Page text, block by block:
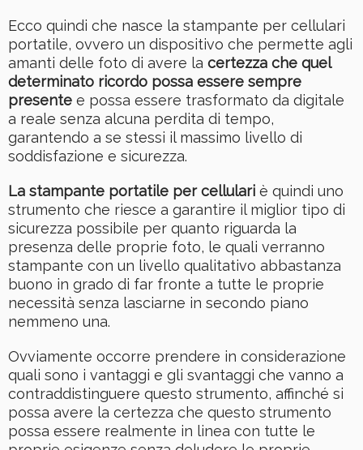
Ecco quindi che nasce la stampante per cellulari
portatile, ovvero un dispositivo che permette agli
amanti delle foto di avere la certezza che quel
determinato ricordo possa essere sempre
presente e possa essere trasformato da digitale
a reale senza alcuna perdita di tempo,
garantendo a se stessi il massimo livello di
soddisfazione e sicurezza.
La stampante portatile per cellulari è quindi uno
strumento che riesce a garantire il miglior tipo di
sicurezza possibile per quanto riguarda la
presenza delle proprie foto, le quali verranno
stampante con un livello qualitativo abbastanza
buono in grado di far fronte a tutte le proprie
necessità senza lasciarne in secondo piano
nemmeno una.
Ovviamente occorre prendere in considerazione
quali sono i vantaggi e gli svantaggi che vanno a
contraddistinguere questo strumento, affinché si
possa avere la certezza che questo strumento
possa essere realmente in linea con tutte le